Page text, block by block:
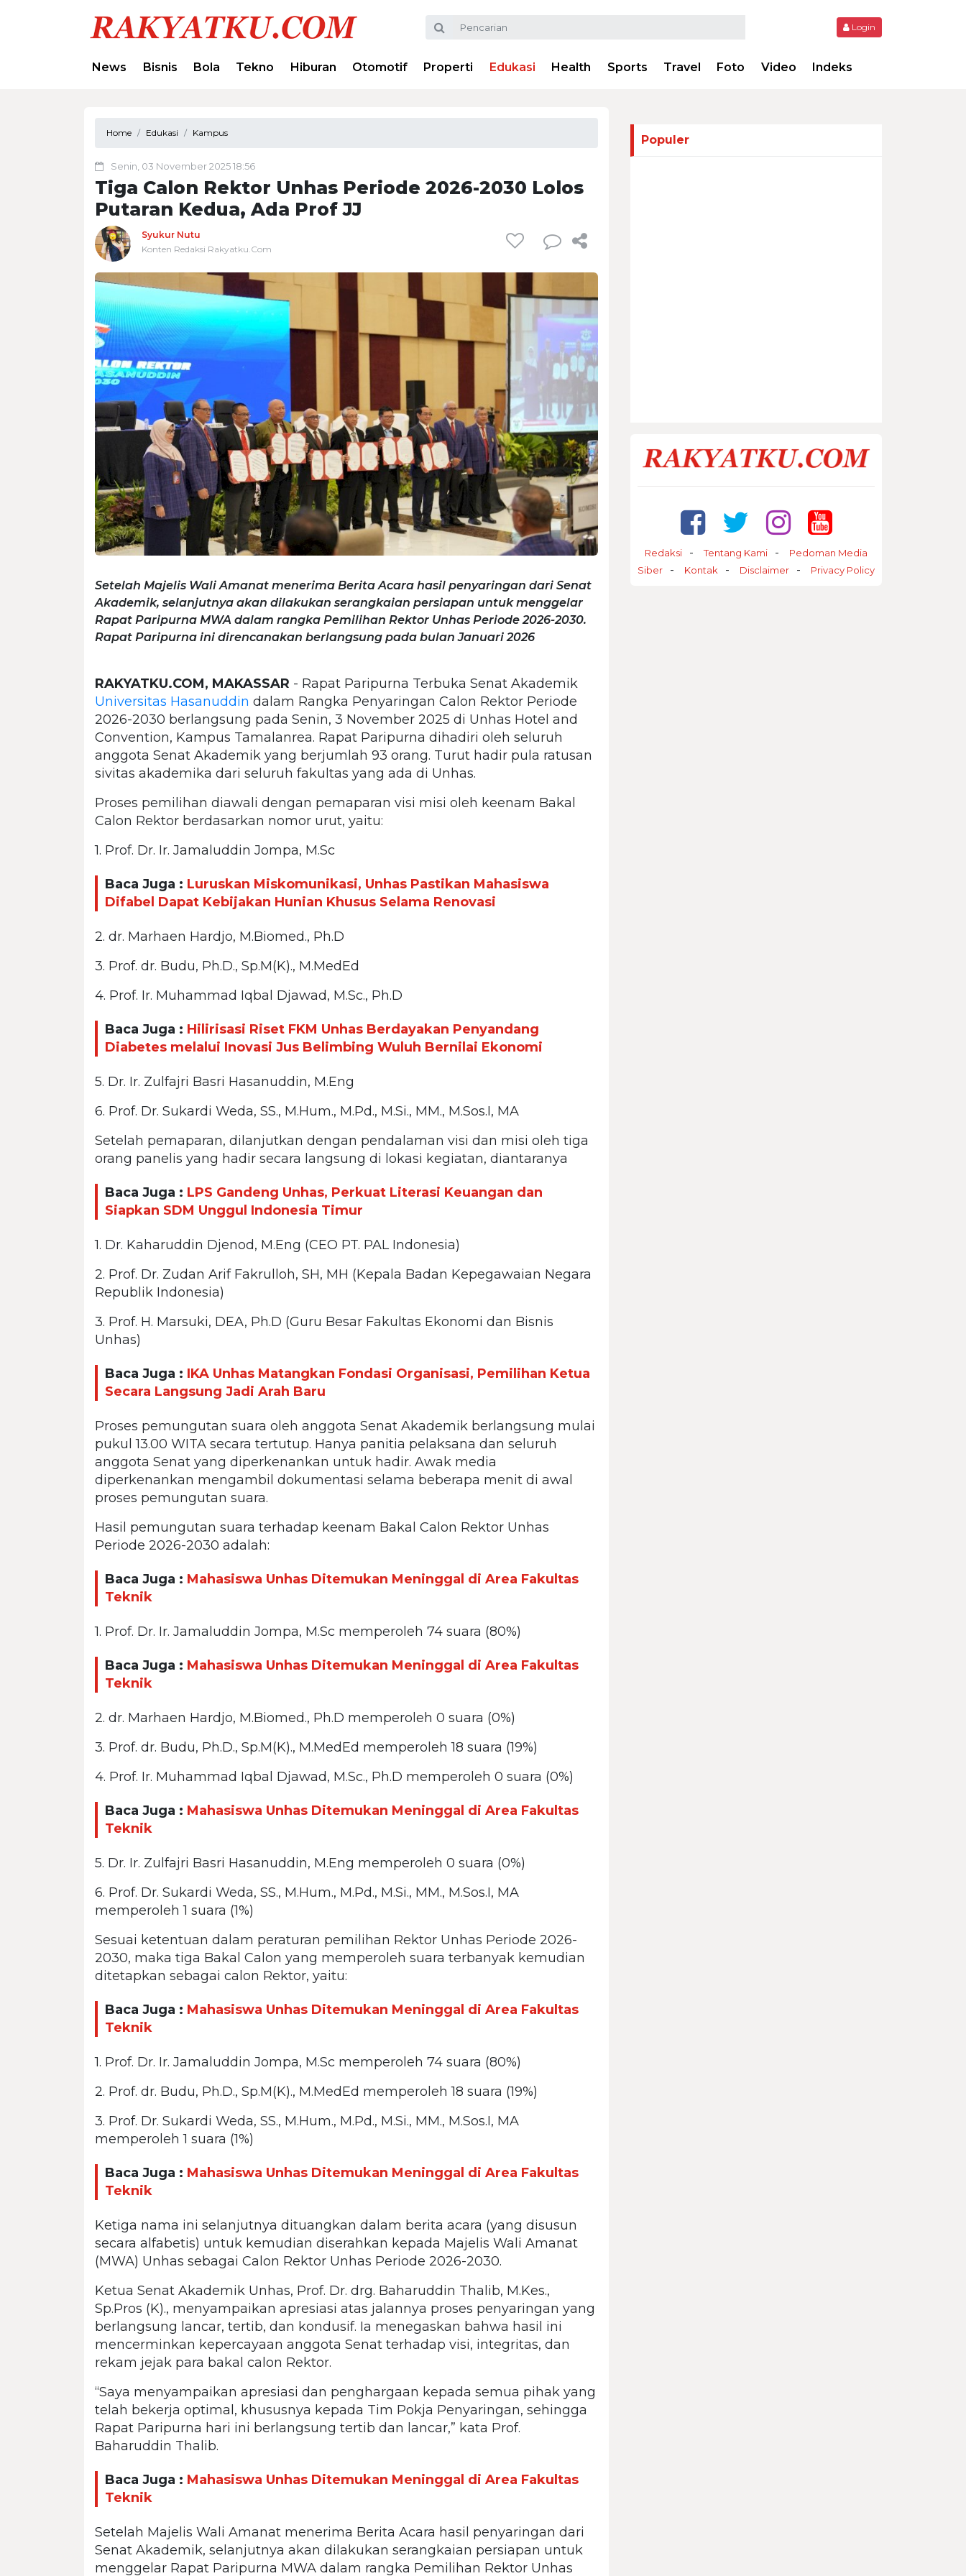
Login
News Bisnis Bola Tekno Hiburan Otomotif Properti Edukasi Health Sports Travel Foto Video Indeks
Home Edukasi Kampus
Senin, 03 November 2025 18:56
Tiga Calon Rektor Unhas Periode 2026-2030 Lolos
Putaran Kedua, Ada Prof JJ
Syukur Nutu
Konten Redaksi Rakyatku.Com
Setelah Majelis Wali Amanat menerima Berita Acara hasil penyaringan dari Senat
Akademik, selanjutnya akan dilakukan serangkaian persiapan untuk menggelar
Rapat Paripurna MWA dalam rangka Pemilihan Rektor Unhas Periode 2026-2030.
Rapat Paripurna ini direncanakan berlangsung pada bulan Januari 2026
RAKYATKU.COM, MAKASSAR - Rapat Paripurna Terbuka Senat Akademik
Universitas Hasanuddin dalam Rangka Penyaringan Calon Rektor Periode
2026-2030 berlangsung pada Senin, 3 November 2025 di Unhas Hotel and
Convention, Kampus Tamalanrea. Rapat Paripurna dihadiri oleh seluruh
anggota Senat Akademik yang berjumlah 93 orang. Turut hadir pula ratusan
sivitas akademika dari seluruh fakultas yang ada di Unhas.
Proses pemilihan diawali dengan pemaparan visi misi oleh keenam Bakal
Calon Rektor berdasarkan nomor urut, yaitu:
1. Prof. Dr. Ir. Jamaluddin Jompa, M.Sc
Baca Juga : Luruskan Miskomunikasi, Unhas Pastikan Mahasiswa
Difabel Dapat Kebijakan Hunian Khusus Selama Renovasi
2. dr. Marhaen Hardjo, M.Biomed., Ph.D
3. Prof. dr. Budu, Ph.D., Sp.M(K)., M.MedEd
4. Prof. Ir. Muhammad Iqbal Djawad, M.Sc., Ph.D
Baca Juga : Hilirisasi Riset FKM Unhas Berdayakan Penyandang
Diabetes melalui Inovasi Jus Belimbing Wuluh Bernilai Ekonomi
5. Dr. Ir. Zulfajri Basri Hasanuddin, M.Eng
6. Prof. Dr. Sukardi Weda, SS., M.Hum., M.Pd., M.Si., MM., M.Sos.I, MA
Setelah pemaparan, dilanjutkan dengan pendalaman visi dan misi oleh tiga
orang panelis yang hadir secara langsung di lokasi kegiatan, diantaranya
Baca Juga : LPS Gandeng Unhas, Perkuat Literasi Keuangan dan
Siapkan SDM Unggul Indonesia Timur
1. Dr. Kaharuddin Djenod, M.Eng (CEO PT. PAL Indonesia)
2. Prof. Dr. Zudan Arif Fakrulloh, SH, MH (Kepala Badan Kepegawaian Negara
Republik Indonesia)
3. Prof. H. Marsuki, DEA, Ph.D (Guru Besar Fakultas Ekonomi dan Bisnis
Unhas)
Baca Juga : IKA Unhas Matangkan Fondasi Organisasi, Pemilihan Ketua
Secara Langsung Jadi Arah Baru
Proses pemungutan suara oleh anggota Senat Akademik berlangsung mulai
pukul 13.00 WITA secara tertutup. Hanya panitia pelaksana dan seluruh
anggota Senat yang diperkenankan untuk hadir. Awak media
diperkenankan mengambil dokumentasi selama beberapa menit di awal
proses pemungutan suara.
Hasil pemungutan suara terhadap keenam Bakal Calon Rektor Unhas
Periode 2026-2030 adalah:
Baca Juga : Mahasiswa Unhas Ditemukan Meninggal di Area Fakultas
Teknik
1. Prof. Dr. Ir. Jamaluddin Jompa, M.Sc memperoleh 74 suara (80%)
Baca Juga : Mahasiswa Unhas Ditemukan Meninggal di Area Fakultas
Teknik
2. dr. Marhaen Hardjo, M.Biomed., Ph.D memperoleh 0 suara (0%)
3. Prof. dr. Budu, Ph.D., Sp.M(K)., M.MedEd memperoleh 18 suara (19%)
4. Prof. Ir. Muhammad Iqbal Djawad, M.Sc., Ph.D memperoleh 0 suara (0%)
Baca Juga : Mahasiswa Unhas Ditemukan Meninggal di Area Fakultas
Teknik
5. Dr. Ir. Zulfajri Basri Hasanuddin, M.Eng memperoleh 0 suara (0%)
6. Prof. Dr. Sukardi Weda, SS., M.Hum., M.Pd., M.Si., MM., M.Sos.I, MA
memperoleh 1 suara (1%)
Sesuai ketentuan dalam peraturan pemilihan Rektor Unhas Periode 2026-
2030, maka tiga Bakal Calon yang memperoleh suara terbanyak kemudian
ditetapkan sebagai calon Rektor, yaitu:
Baca Juga : Mahasiswa Unhas Ditemukan Meninggal di Area Fakultas
Teknik
1. Prof. Dr. Ir. Jamaluddin Jompa, M.Sc memperoleh 74 suara (80%)
2. Prof. dr. Budu, Ph.D., Sp.M(K)., M.MedEd memperoleh 18 suara (19%)
3. Prof. Dr. Sukardi Weda, SS., M.Hum., M.Pd., M.Si., MM., M.Sos.I, MA
memperoleh 1 suara (1%)
Baca Juga : Mahasiswa Unhas Ditemukan Meninggal di Area Fakultas
Teknik
Ketiga nama ini selanjutnya dituangkan dalam berita acara (yang disusun
secara alfabetis) untuk kemudian diserahkan kepada Majelis Wali Amanat
(MWA) Unhas sebagai Calon Rektor Unhas Periode 2026-2030.
Ketua Senat Akademik Unhas, Prof. Dr. drg. Baharuddin Thalib, M.Kes.,
Sp.Pros (K)., menyampaikan apresiasi atas jalannya proses penyaringan yang
berlangsung lancar, tertib, dan kondusif. Ia menegaskan bahwa hasil ini
mencerminkan kepercayaan anggota Senat terhadap visi, integritas, dan
rekam jejak para bakal calon Rektor.
“Saya menyampaikan apresiasi dan penghargaan kepada semua pihak yang
telah bekerja optimal, khususnya kepada Tim Pokja Penyaringan, sehingga
Rapat Paripurna hari ini berlangsung tertib dan lancar,” kata Prof.
Baharuddin Thalib.
Baca Juga : Mahasiswa Unhas Ditemukan Meninggal di Area Fakultas
Teknik
Setelah Majelis Wali Amanat menerima Berita Acara hasil penyaringan dari
Senat Akademik, selanjutnya akan dilakukan serangkaian persiapan untuk
menggelar Rapat Paripurna MWA dalam rangka Pemilihan Rektor Unhas
Populer
Redaksi Tentang Kami
Pedoman Media
Siber
Kontak Disclaimer Privacy Policy